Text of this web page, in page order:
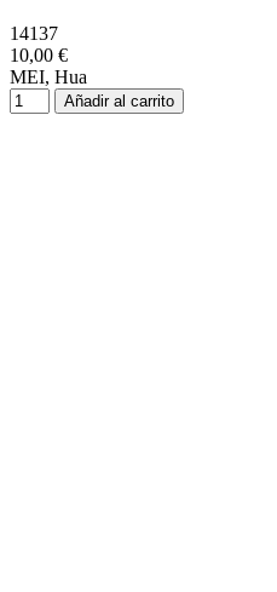
14137
10,00 €
MEI, Hua
Añadir al carrito